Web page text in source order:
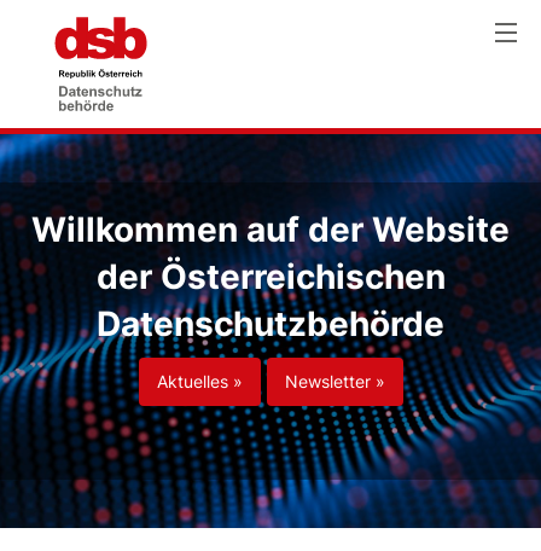
Willkommen auf der Website
der Österreichischen
Datenschutzbehörde
Aktuelles » Newsletter »